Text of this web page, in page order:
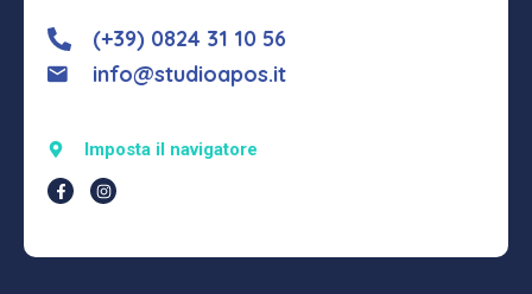
(+39) 0824 31 10 56
info@studioapos.it
Imposta il navigatore